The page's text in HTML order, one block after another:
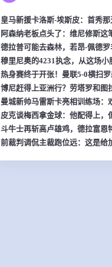
皇马新援卡洛斯-埃斯皮：首秀
阿森纳老板点头了：维尼修斯这
德拉普可能去森林，若昂-佩德
穆里尼奥的4231执念，从这场小
热身赛终于开张！曼联5-0横扫
博尼赶得上亚洲行？劳塔罗和图
曼城新帅马雷斯卡亮相训练场：
皮克谈梅西拿金球：他配得上，
斗牛士再斩高卢雄鸡，德拉富恩
前裁判调侃主裁跑位远：这是给